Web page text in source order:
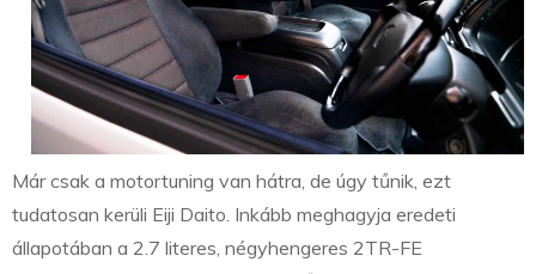
Már csak a motortuning van hátra, de úgy tűnik, ezt
tudatosan kerüli Eiji Daito. Inkább meghagyja eredeti
állapotában a 2.7 literes, négyhengeres 2TR-FE